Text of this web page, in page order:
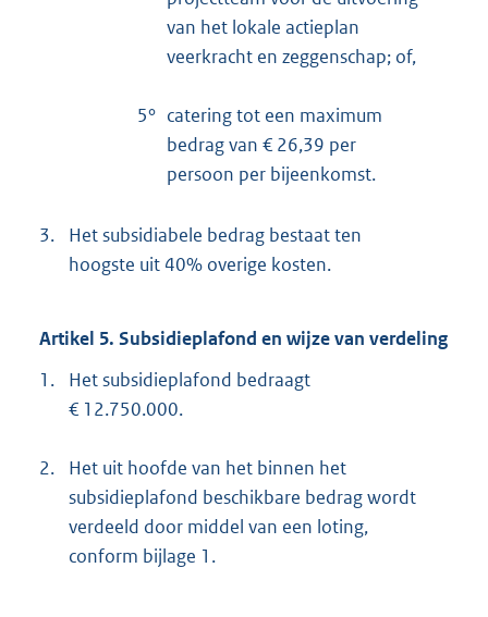
van het lokale actieplan
veerkracht en zeggenschap; of,
5° catering tot een maximum
bedrag van € 26,39 per
persoon per bijeenkomst.
3.
Het subsidiabele bedrag bestaat ten
hoogste uit 40% overige kosten.
Artikel 5. Subsidieplafond en wijze van verdeling
1.
Het subsidieplafond bedraagt
€ 12.750.000.
2.
Het uit hoofde van het binnen het
subsidieplafond beschikbare bedrag wordt
verdeeld door middel van een loting,
conform bijlage 1.